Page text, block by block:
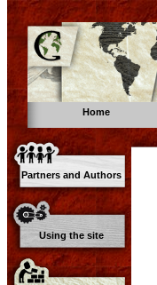
Home
Partners and Authors
Using the site